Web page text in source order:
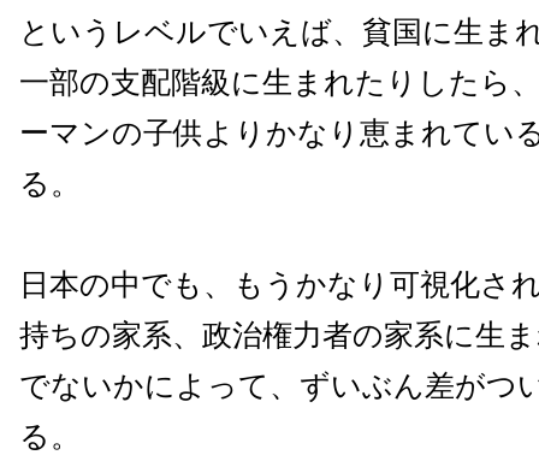
というレベルでいえば、貧国に生ま
一部の支配階級に生まれたりしたら
ーマンの子供よりかなり恵まれてい
る。
日本の中でも、もうかなり可視化さ
持ちの家系、政治権力者の家系に生
でないかによって、ずいぶん差がつ
る。